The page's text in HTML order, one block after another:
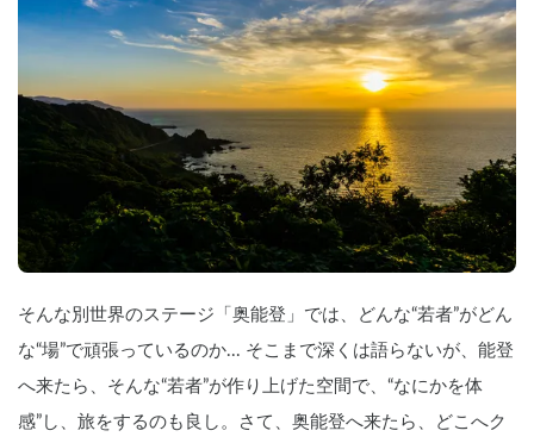
そんな別世界のステージ「奥能登」では、どんな“若者”がどん
な“場”で頑張っているのか... そこまで深くは語らないが、能登
へ来たら、そんな“若者”が作り上げた空間で、“なにかを体
感”し、旅をするのも良し。さて、奥能登へ来たら、どこへク